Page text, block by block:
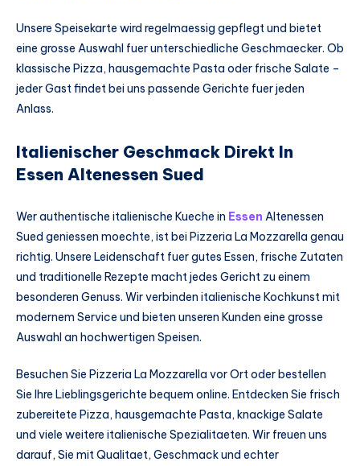
Unsere Speisekarte wird regelmaessig gepflegt und bietet
eine grosse Auswahl fuer unterschiedliche Geschmaecker. Ob
klassische Pizza, hausgemachte Pasta oder frische Salate –
jeder Gast findet bei uns passende Gerichte fuer jeden
Anlass.
Italienischer Geschmack Direkt In
Essen Altenessen Sued
Wer authentische italienische Kueche in Essen Altenessen
Sued geniessen moechte, ist bei Pizzeria La Mozzarella genau
richtig. Unsere Leidenschaft fuer gutes Essen, frische Zutaten
und traditionelle Rezepte macht jedes Gericht zu einem
besonderen Genuss. Wir verbinden italienische Kochkunst mit
modernem Service und bieten unseren Kunden eine grosse
Auswahl an hochwertigen Speisen.
Besuchen Sie Pizzeria La Mozzarella vor Ort oder bestellen
Sie Ihre Lieblingsgerichte bequem online. Entdecken Sie frisch
zubereitete Pizza, hausgemachte Pasta, knackige Salate
und viele weitere italienische Spezialitaeten. Wir freuen uns
darauf, Sie mit Qualitaet, Geschmack und echter